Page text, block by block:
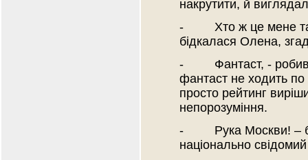
накрутити, й
- Хто ж це мене так
бідкалася Олена,
- Фантаст, - робив
фантаст не ходить по
просто рейтинг
непорозуміння.
- Рука Москви! –
національно